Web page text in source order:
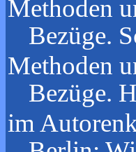
Methoden
Bezüge.
Methoden
Bezüge.
im